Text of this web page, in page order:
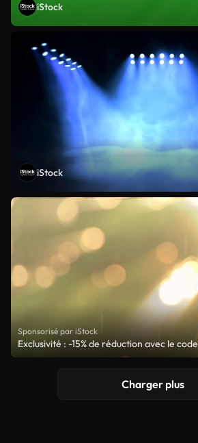
iStock
iStock
Sponsorisé par iStock
Exclusivité : -15% de réduction avec le code
Charger plus